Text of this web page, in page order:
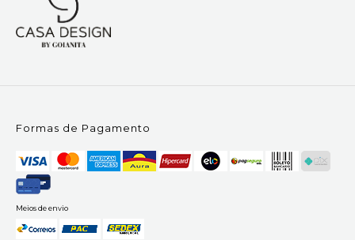
Formas de Pagamento
Meios de envio